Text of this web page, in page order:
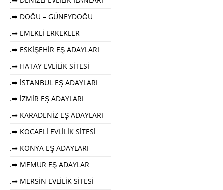
.➡ DOĞU – GÜNEYDOĞU
.➡ EMEKLİ ERKEKLER
.➡ ESKİŞEHİR EŞ ADAYLARI
.➡ HATAY EVLİLİK SİTESİ
.➡ İSTANBUL EŞ ADAYLARI
.➡ İZMİR EŞ ADAYLARI
.➡ KARADENİZ EŞ ADAYLARI
.➡ KOCAELİ EVLİLİK SİTESİ
.➡ KONYA EŞ ADAYLARI
.➡ MEMUR EŞ ADAYLAR
.➡ MERSİN EVLİLİK SİTESİ